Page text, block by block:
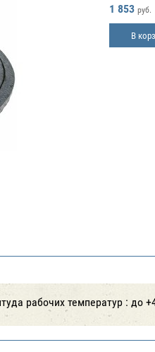
1 853 руб.
В
рабочих температур : до